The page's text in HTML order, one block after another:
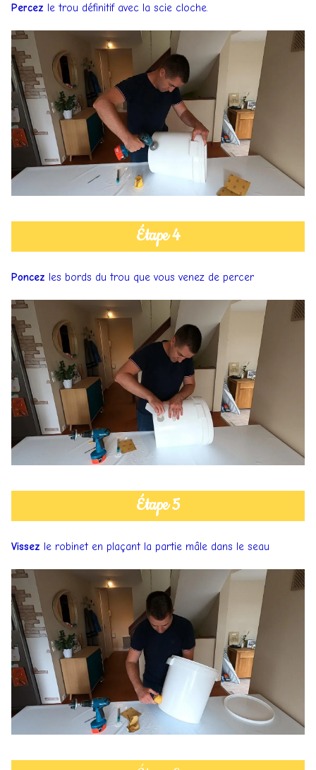
Percez le trou définitif avec la scie cloche.
Étape 4
Poncez les bords du trou que vous venez de percer
Étape 5
Vissez le robinet en plaçant la partie mâle dans le seau